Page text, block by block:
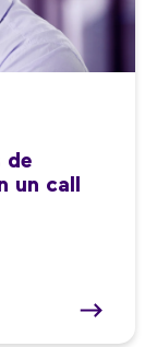
de
un call